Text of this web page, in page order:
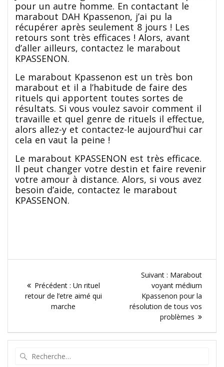
pour un autre homme. En contactant le
marabout DAH Kpassenon, j’ai pu la
récupérer après seulement 8 jours ! Les
retours sont très efficaces ! Alors, avant
d’aller ailleurs, contactez le marabout
KPASSENON.
Le marabout Kpassenon est un très bon
marabout et il a l’habitude de faire des
rituels qui apportent toutes sortes de
résultats. Si vous voulez savoir comment il
travaille et quel genre de rituels il effectue,
alors allez-y et contactez-le aujourd’hui car
cela en vaut la peine !
Le marabout KPASSENON est très efficace.
Il peut changer votre destin et faire revenir
votre amour à distance. Alors, si vous avez
besoin d’aide, contactez le marabout
KPASSENON.
de
l’article
Précédent : Article
précédent
:
Un rituel
retour de l’etre aimé qui
marche
Suivant : Article
suivant
:
Marabout
voyant médium
Kpassenon pour la
résolution de tous vos
problèmes